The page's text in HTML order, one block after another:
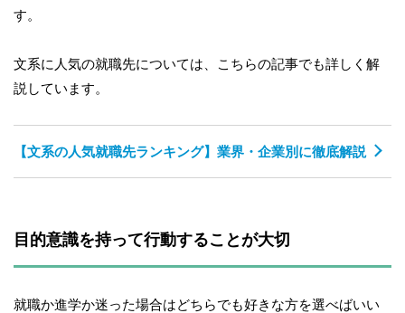
す。
文系に人気の就職先については、こちらの記事でも詳しく解
説しています。
【文系の人気就職先ランキング】業界・企業別に徹底解説
目的意識を持って行動することが大切
就職か進学か迷った場合はどちらでも好きな方を選べばいい